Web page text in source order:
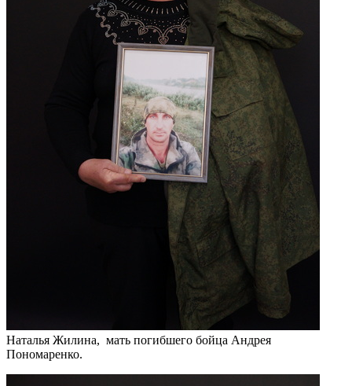
Наталья Жилина, мать погибшего бойца Андрея
Пономаренко.